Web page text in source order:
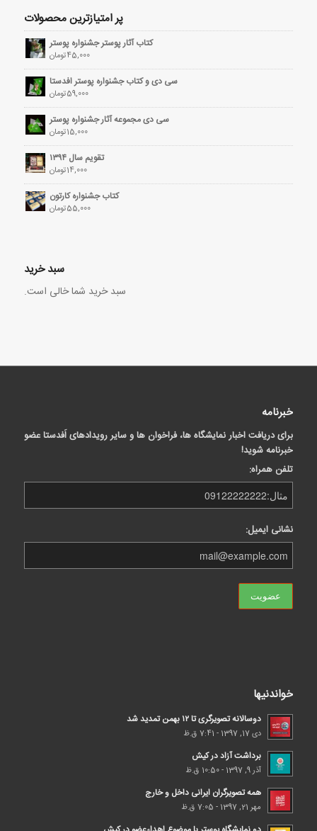
پر امتیازترین محصولات
کتاب آثار پوستر جشنواره پوستر
45,000تومان
سی دی و کتاب جشنواره پوستر افدستا
59,000تومان
سی دی مجموعه آثار جشنواره پوستر
15,000تومان
تقویم سال ۱۳۹۴
14,000تومان
کتاب جشنواره کارتون
55,000تومان
سبد خرید
سبد خرید شما خالی است.
خبرنامه
برای دریافت اخبار نمایشگاه ها، فراخوان ها و سایر رویدادهای اَفدستا عضو
خبرنامه شوید!
تلفن همراه:
نشانی ایمیل:
خواندنیها
دوسالانه تصویرگری تا ۱۲ بهمن تمدید شد
دی 17, 1397 - 7:41 ق.ظ
برداشت آزاد در کیش
آذر 9, 1397 - 10:50 ق.ظ
همه تصویرگران ایرانی داخل و خارج
مهر 21, 1397 - 7:05 ق.ظ